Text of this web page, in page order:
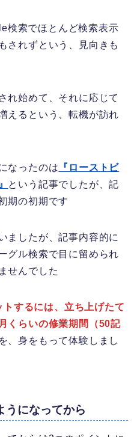
検索でほとんど検索表示
されずという、見向きも
れ始めて、それに応じて
えるという、転機が訪れ
なったのは 『ローストビ
という記事でしたが、記
期の初期です
ましたが、記事内容的に
グル検索で目に留められ
せんでした
するには、立ち上げたて
くらいの修業期間（50記
、身をもって体験しまし
になってから